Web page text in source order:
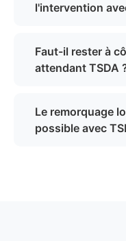
l'intervention
Faut-il rester à
attendant TSDA
Le remorquage
possible avec